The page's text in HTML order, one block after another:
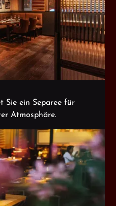
Sie ein Separee für
Atmosphäre.